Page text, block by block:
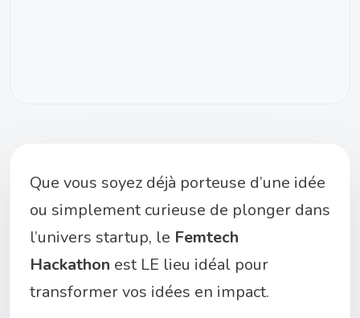
Que vous soyez déjà porteuse d’une idée
ou simplement curieuse de plonger dans
l’univers startup, le Femtech
Hackathon est LE lieu idéal pour
transformer vos idées en impact.